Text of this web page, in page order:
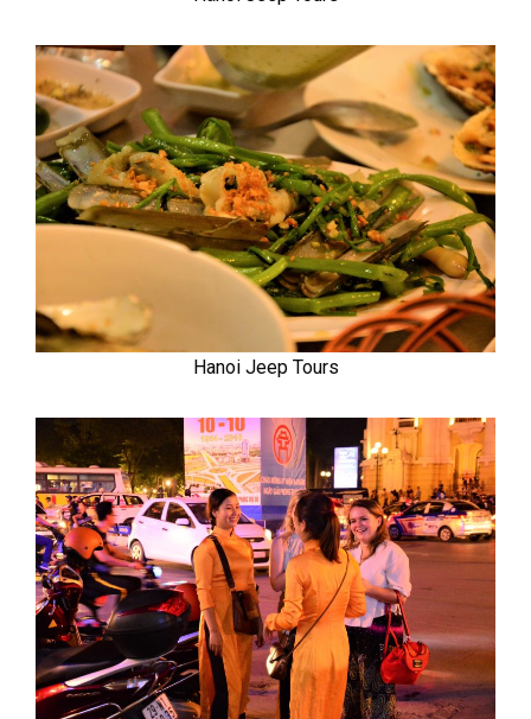
Hanoi Jeep Tours